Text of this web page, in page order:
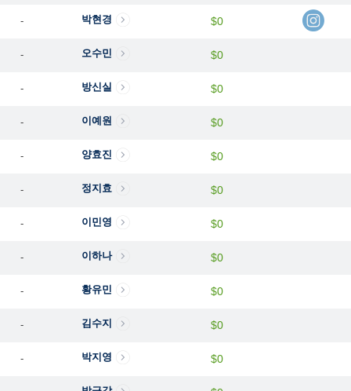
- 박현경 $0
- 오수민 $0
- 방신실 $0
- 이예원 $0
- 양효진 $0
- 정지효 $0
- 이민영 $0
- 이하나 $0
- 황유민 $0
- 김수지 $0
- 박지영 $0